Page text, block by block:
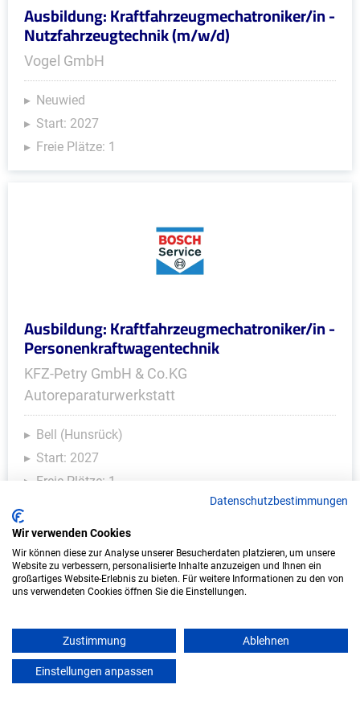
Ausbildung: Kraftfahrzeugmechatroniker/in -
Nutzfahrzeugtechnik (m/w/d)
Vogel GmbH
Neuwied
Start: 2027
Freie Plätze: 1
Ausbildung: Kraftfahrzeugmechatroniker/in -
Personenkraftwagentechnik
KFZ-Petry GmbH & Co.KG
Autoreparaturwerkstatt
Bell (Hunsrück)
Start: 2027
Freie Plätze: 1
Weitere Ausbildungsplätze
IT/Computer - Ausbildungsplätze
Datenschutzbestimmungen
Wir verwenden Cookies
Wir können diese zur Analyse unserer Besucherdaten platzieren, um unsere
Website zu verbessern, personalisierte Inhalte anzuzeigen und Ihnen ein
großartiges Website-Erlebnis zu bieten. Für weitere Informationen zu den von
uns verwendeten Cookies öffnen Sie die Einstellungen.
Zustimmung Ablehnen
Einstellungen anpassen